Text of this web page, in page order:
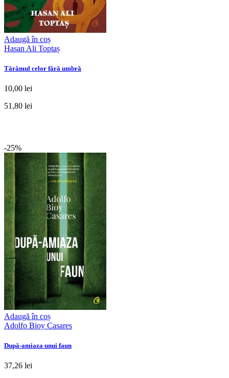
Adaugă în coș
Hasan Ali Toptaș
Tărâmul celor fără umbră
10,00 lei
51,80 lei
-25%
Adaugă în coș
Adolfo Bioy Casares
După-amiaza unui faun
37,26 lei